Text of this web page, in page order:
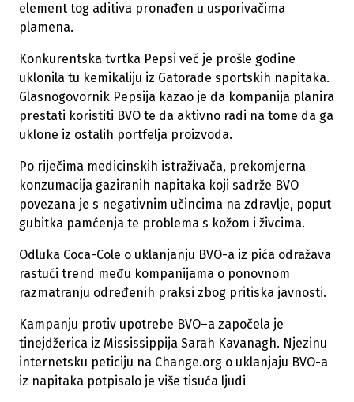
element tog aditiva pronađen u usporivačima
plamena.
Konkurentska tvrtka Pepsi već je prošle godine
uklonila tu kemikaliju iz Gatorade sportskih napitaka.
Glasnogovornik Pepsija kazao je da kompanija planira
prestati koristiti BVO te da aktivno radi na tome da ga
uklone iz ostalih portfelja proizvoda.
Po riječima medicinskih istraživača, prekomjerna
konzumacija gaziranih napitaka koji sadrže BVO
povezana je s negativnim učincima na zdravlje, poput
gubitka pamćenja te problema s kožom i živcima.
Odluka Coca-Cole o uklanjanju BVO-a iz pića odražava
rastući trend među kompanijama o ponovnom
razmatranju određenih praksi zbog pritiska javnosti.
Kampanju protiv upotrebe BVO–a započela je
tinejdžerica iz Mississippija Sarah Kavanagh. Njezinu
internetsku peticiju na Change.org o uklanjaju BVO-a
iz napitaka potpisalo je više tisuća ljudi